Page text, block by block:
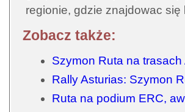
regionie, gdzie znajdowac
Zobacz także:
Szymon Ruta na trasach
Rally Asturias: Szymon
Ruta na podium ERC,